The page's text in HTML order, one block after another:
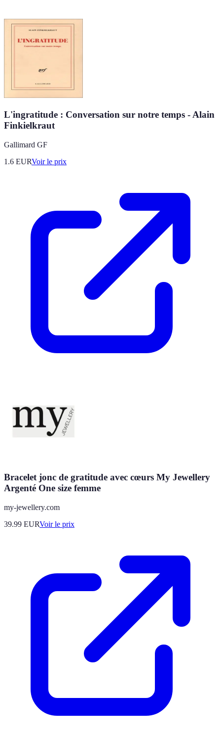
L'ingratitude : Conversation sur notre temps - Alain
Finkielkraut
Gallimard GF
1.6 EURVoir le prix
Bracelet jonc de gratitude avec cœurs My Jewellery
Argenté One size femme
my-jewellery.com
39.99 EURVoir le prix